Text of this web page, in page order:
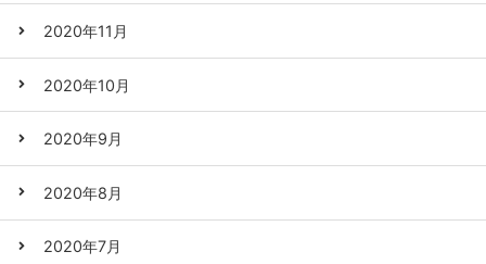
2020年11月
2020年10月
2020年9月
2020年8月
2020年7月